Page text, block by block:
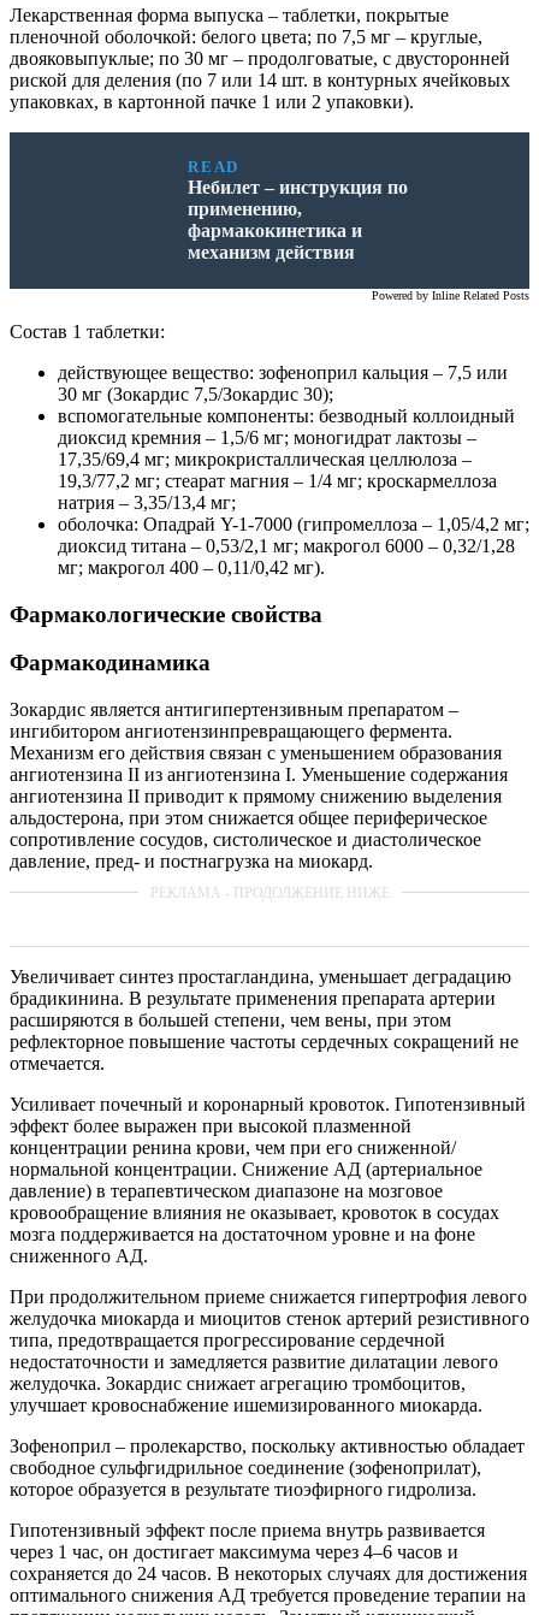
Лекарственная форма выпуска – таблетки, покрытые
пленочной оболочкой: белого цвета; по 7,5 мг – круглые,
двояковыпуклые; по 30 мг – продолговатые, с двусторонней
риской для деления (по 7 или 14 шт. в контурных ячейковых
упаковках, в картонной пачке 1 или 2 упаковки).
READ
Небилет – инструкция по
применению,
фармакокинетика и
механизм действия
Powered by Inline Related Posts
Состав 1 таблетки:
действующее вещество: зофеноприл кальция – 7,5 или
30 мг (Зокардис 7,5/Зокардис 30);
вспомогательные компоненты: безводный коллоидный
диоксид кремния – 1,5/6 мг; моногидрат лактозы –
17,35/69,4 мг; микрокристаллическая целлюлоза –
19,3/77,2 мг; стеарат магния – 1/4 мг; кроскармеллоза
натрия – 3,35/13,4 мг;
оболочка: Опадрай Y-1-7000 (гипромеллоза – 1,05/4,2 мг;
диоксид титана – 0,53/2,1 мг; макрогол 6000 – 0,32/1,28
мг; макрогол 400 – 0,11/0,42 мг).
Фармакологические свойства
Фармакодинамика
Зокардис является антигипертензивным препаратом –
ингибитором ангиотензинпревращающего фермента.
Механизм его действия связан с уменьшением образования
ангиотензина II из ангиотензина I. Уменьшение содержания
ангиотензина II приводит к прямому снижению выделения
альдостерона, при этом снижается общее периферическое
сопротивление сосудов, систолическое и диастолическое
давление, пред- и постнагрузка на миокард.
Увеличивает синтез простагландина, уменьшает деградацию
брадикинина. В результате применения препарата артерии
расширяются в большей степени, чем вены, при этом
рефлекторное повышение частоты сердечных сокращений не
отмечается.
Усиливает почечный и коронарный кровоток. Гипотензивный
эффект более выражен при высокой плазменной
концентрации ренина крови, чем при его сниженной/
нормальной концентрации. Снижение АД (артериальное
давление) в терапевтическом диапазоне на мозговое
кровообращение влияния не оказывает, кровоток в сосудах
мозга поддерживается на достаточном уровне и на фоне
сниженного АД.
При продолжительном приеме снижается гипертрофия левого
желудочка миокарда и миоцитов стенок артерий резистивного
типа, предотвращается прогрессирование сердечной
недостаточности и замедляется развитие дилатации левого
желудочка. Зокардис снижает агрегацию тромбоцитов,
улучшает кровоснабжение ишемизированного миокарда.
Зофеноприл – пролекарство, поскольку активностью обладает
свободное сульфгидрильное соединение (зофеноприлат),
которое образуется в результате тиоэфирного гидролиза.
Гипотензивный эффект после приема внутрь развивается
через 1 час, он достигает максимума через 4–6 часов и
сохраняется до 24 часов. В некоторых случаях для достижения
оптимального снижения АД требуется проведение терапии на